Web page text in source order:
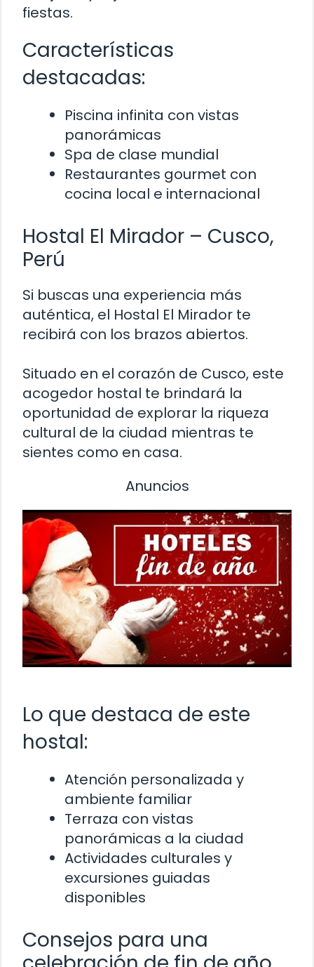
fiestas.
Características
destacadas:
Piscina infinita con vistas
panorámicas
Spa de clase mundial
Restaurantes gourmet con
cocina local e internacional
Hostal El Mirador – Cusco,
Perú
Si buscas una experiencia más
auténtica, el Hostal El Mirador te
recibirá con los brazos abiertos.
Situado en el corazón de Cusco, este
acogedor hostal te brindará la
oportunidad de explorar la riqueza
cultural de la ciudad mientras te
sientes como en casa.
Anuncios
Lo que destaca de este
hostal:
Atención personalizada y
ambiente familiar
Terraza con vistas
panorámicas a la ciudad
Actividades culturales y
excursiones guiadas
disponibles
Consejos para una